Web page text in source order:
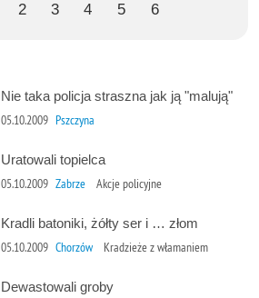
2 3 4 5 6
Nie taka policja straszna jak ją "malują"
05.10.2009 Pszczyna
Uratowali topielca
05.10.2009 Zabrze Akcje policyjne
Kradli batoniki, żółty ser i … złom
05.10.2009 Chorzów Kradzieże z włamaniem
Dewastowali groby